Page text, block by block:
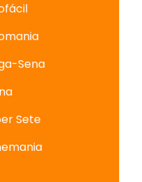
Sena
Sete